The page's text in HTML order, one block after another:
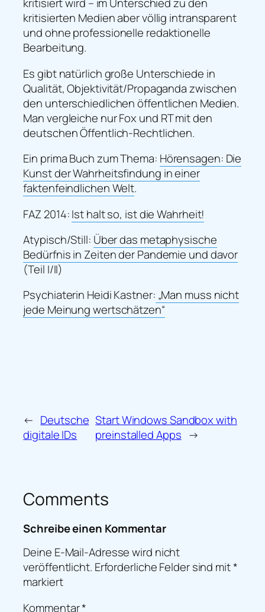
kritisiert wird – im Unterschied zu den
kritisierten Medien aber völlig intransparent
und ohne professionelle redaktionelle
Bearbeitung.
Es gibt natürlich große Unterschiede in
Qualität, Objektivität/Propaganda zwischen
den unterschiedlichen öffentlichen Medien.
Man vergleiche nur Fox und RT mit den
deutschen Öffentlich-Rechtlichen.
Ein prima Buch zum Thema: Hörensagen: Die
Kunst der Wahrheitsfindung in einer
faktenfeindlichen Welt.
FAZ 2014:Ist halt so, ist die Wahrheit!
Atypisch/Still: Über das metaphysische
Bedürfnis in Zeiten der Pandemie und davor
(Teil I/II)
Psychiaterin Heidi Kastner: „Man muss nicht
jede Meinung wertschätzen“
← Deutsche
digitale IDs
Start Windows Sandbox with
preinstalled Apps →
Comments
Schreibe einen Kommentar
Deine E-Mail-Adresse wird nicht
veröffentlicht. Erforderliche Felder sind mit*
markiert
Kommentar*